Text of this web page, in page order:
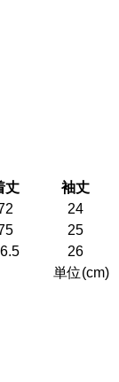
丈
袖丈
24
25
26
単位(cm)